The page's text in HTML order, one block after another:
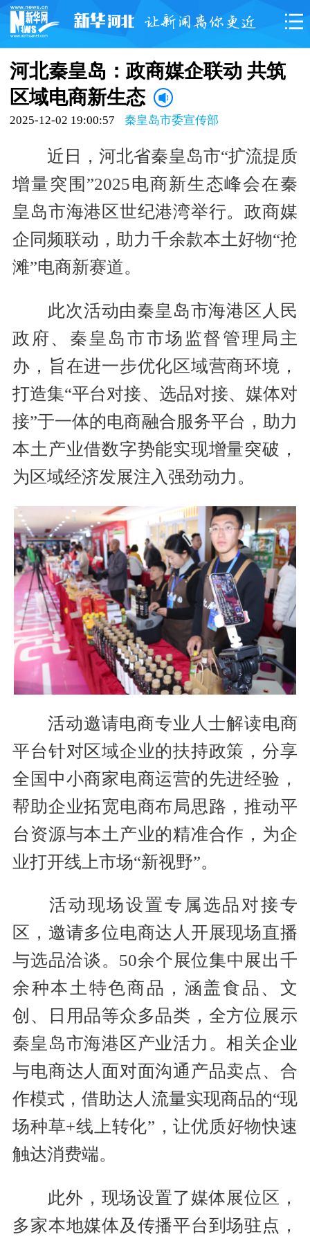
河北秦皇岛：政商媒企联动 共筑
区域电商新生态
2025-12-02 19:00:57 秦皇岛市委宣传部
近日，河北省秦皇岛市“扩流提质
增量突围”2025电商新生态峰会在秦
皇岛市海港区世纪港湾举行。政商媒
企同频联动，助力千余款本土好物“抢
滩”电商新赛道。
此次活动由秦皇岛市海港区人民
政府、秦皇岛市市场监督管理局主
办，旨在进一步优化区域营商环境，
打造集“平台对接、选品对接、媒体对
接”于一体的电商融合服务平台，助力
本土产业借数字势能实现增量突破，
为区域经济发展注入强劲动力。
活动邀请电商专业人士解读电商
平台针对区域企业的扶持政策，分享
全国中小商家电商运营的先进经验，
帮助企业拓宽电商布局思路，推动平
台资源与本土产业的精准合作，为企
业打开线上市场“新视野”。
活动现场设置专属选品对接专
区，邀请多位电商达人开展现场直播
与选品洽谈。50余个展位集中展出千
余种本土特色商品，涵盖食品、文
创、日用品等众多品类，全方位展示
秦皇岛市海港区产业活力。相关企业
与电商达人面对面沟通产品卖点、合
作模式，借助达人流量实现商品的“现
场种草+线上转化”，让优质好物快速
触达消费端。
此外，现场设置了媒体展位区，
多家本地媒体及传播平台到场驻点，